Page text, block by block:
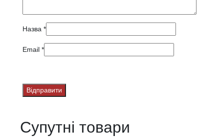
Назва *
Email *
Супутні товари